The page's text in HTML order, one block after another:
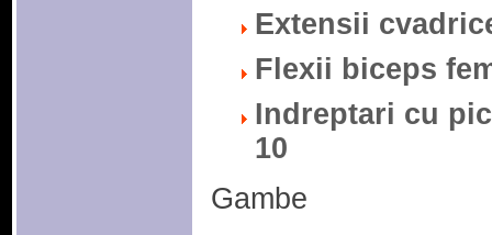
Extensii
Flexii biceps
Indreptari cu
10
Gambe